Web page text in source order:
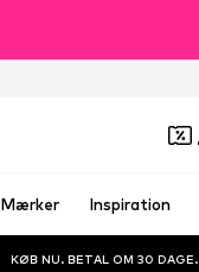
Mærker Inspiration
KØB NU. BETAL OM 30 DAGE.